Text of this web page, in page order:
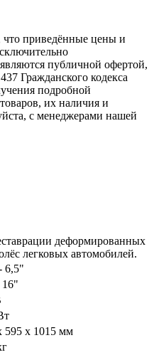
приведённые цены и
публичной офертой,
Гражданского кодекса
подробной
их наличия и
с менеджерами нашей
деформированных
легковых автомобилей.
6,5"
16"
595 х 1015 мм